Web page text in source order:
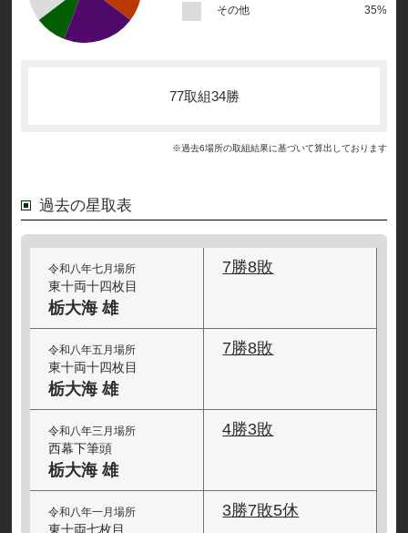
その他 35%
77取組34勝
※過去6場所の取組結果に基づいて算出しております
過去の星取表
令和八年七月場所
東十両十四枚目
栃大海 雄
7勝8敗
令和八年五月場所
東十両十四枚目
栃大海 雄
7勝8敗
令和八年三月場所
西幕下筆頭
栃大海 雄
4勝3敗
令和八年一月場所
東十両七枚目
3勝7敗5休